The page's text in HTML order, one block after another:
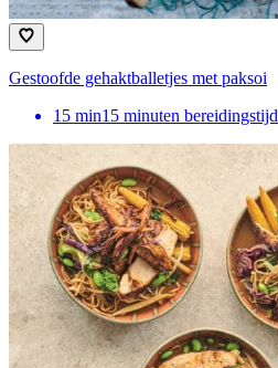
Gestoofde gehaktballetjes met paksoi
15 min15 minuten bereidingstijd